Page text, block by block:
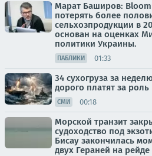
Марат Баширов:
потерять более
сельхозпродукции в
основан на оценках
политики Украины.
ПАБЛИКИ 01:33
34 сухогруза за
дорого платят за
СМИ 00:18
Морской транзит
судоходство под
Бисау закончилась
двух Гераней на